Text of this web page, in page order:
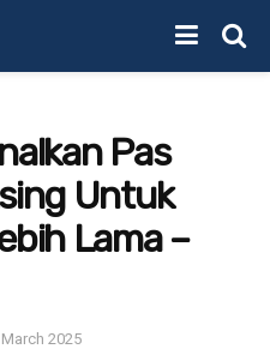
Pas
Untuk
Lama –
March 2025